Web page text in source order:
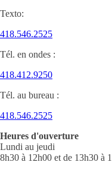
Texto:
418.546.2525
Tél. en ondes :
418.412.9250
Tél. au bureau :
418.546.2525
Heures d'ouverture
Lundi au jeudi
8h30 à 12h00 et de 13h30 à